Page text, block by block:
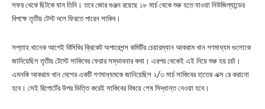
সফর থেকে ছিটকে যান তিনি। তবে জোর গুঞ্জন রয়েছে ১৮ মার্চ থেকে শুরু হতে যাওয়া নিউজিল্যান্ডের
বিপক্ষে তৃতীয় টেস্ট দলে ফিরতে পারেন সাকিব।
সপ্তাহ খানেক আগেই বিসিবির ক্রিকেট অপারেশন্স কমিটির চেয়ারম্যান আকরাম খান গণমাধ্যম গুলোকে
জানিয়েছিল তৃতীয় টেস্টে সাকিবের ফেরার সম্ভাবনার কথা। এরপর থেকেই এই নিয়ে শুরু হয় চর্চা।
এমনকি আকরাম খান দেশের একটি গণমাধ্যমকে জানিয়েছিল ২/৩ মার্চ সাকিবের হাতের এক্স রে করানো
হবে। সেই রিপোর্টের উপর ভিত্তি করেই সাকিবের বিষয়ে শেষ সিদ্ধান্ত নেওয়া হবে।